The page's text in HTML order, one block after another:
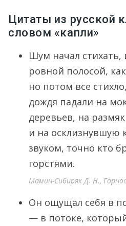
Цитаты из русской
словом «капли»
Шум начал стихать,
ровной полосой,
но потом все
дождя падали на
деревьев, на
и на осклизнувшую
звуком, точно кто
горстями.
Мамин-Сибиряк Д. Н.,
Он ощущал себя в
— в потоке,